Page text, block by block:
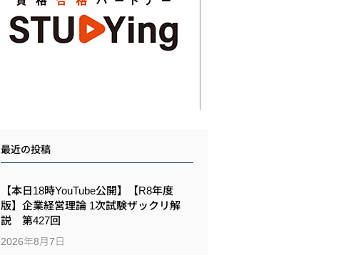
最近の投稿
【本日18時YouTube公開】【R8年度
版】企業経営理論 1次試験ザックリ解
説 第427回
2026年8月7日